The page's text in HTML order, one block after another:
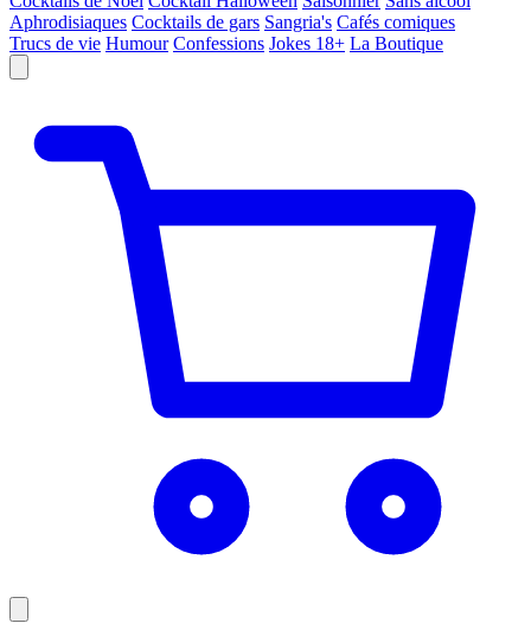
Aphrodisiaques Cocktails de gars Sangria's Cafés comiques
Trucs de vie Humour Confessions Jokes 18+ La Boutique